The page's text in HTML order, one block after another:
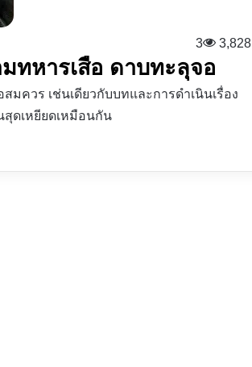
3 3,828
ทหารเสือ ดาบทะลุจอ
มควร เช่นเดียวกับบทและการดำเนินเรื่อง
สุดเหยียดเหมือนกัน